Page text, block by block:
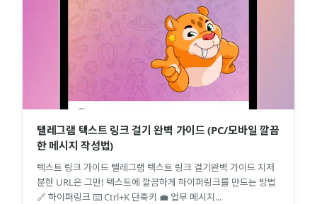
텔레그램 텍스트 링크 걸기 완벽 가이드 (PC/모바일 깔끔
한 메시지 작성법)
텍스트 링크 가이드 텔레그램 텍스트 링크 걸기완벽 가이드 지저
분한 URL은 그만! 텍스트에 깔끔하게 하이퍼링크를 만드는 방법
🔗 하이퍼링크 ⌨️ Ctrl+K 단축키 💼 업무 메시지...